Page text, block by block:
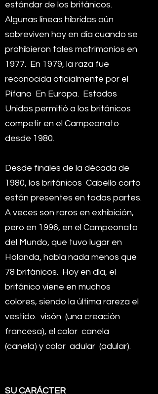
estándar de los británicos.
Algunas líneas híbridas aún
sobreviven hoy en día cuando se
prohibieron tales matrimonios en
1977. En 1979, la raza fue
reconocida oficialmente por el
Pífano En Europa. Estados
Unidos permitió a los británicos
competir en el Campeonato
desde 1980.
Desde finales de la década de
1980, los británicos Cabello corto
están presentes en todas partes.
A veces son raros en exhibición,
pero en 1996, en el Campeonato
del Mundo, que tuvo lugar en
Holanda, había nada menos que
78 británicos. Hoy en día, el
británico viene en muchos
colores, siendo la última rareza el
vestido. visón (una creación
francesa), el color canela
(canela) y color adular (adular).
SU CARÁCTER